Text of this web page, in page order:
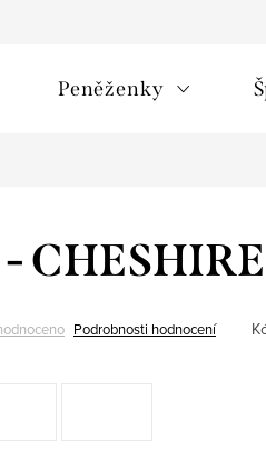
Peněženky
Podrobnosti hodnocení